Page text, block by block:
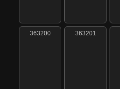
363200 363201